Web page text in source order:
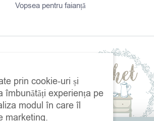
Vopsea pentru faianță
prin cookie-uri și
îmbunătăți experiența pe
modul în care îl
marketing.